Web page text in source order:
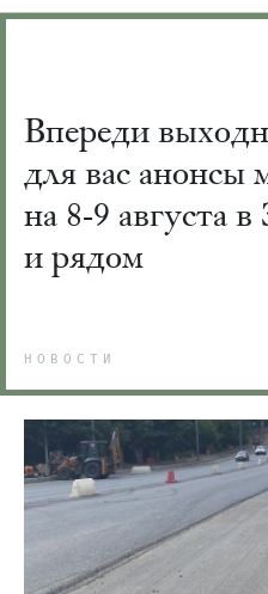
Впереди
для вас анонсы
на 8-9 августа в
и рядом
НОВОСТИ